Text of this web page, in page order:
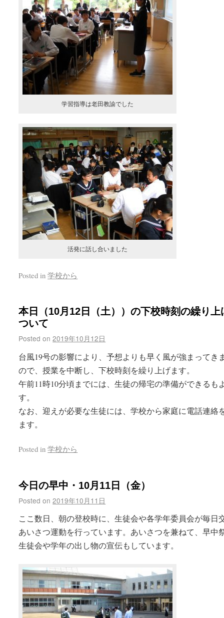
学習指導は老田教諭でした
活発に話し合いました
Posted in 学校から
本日（10月12日（土））の下校時刻の繰り上
ついて
Posted on 2019年10月12日
台風19号の影響により、予想よりも早く風が強まってき
ので、授業を中断し、下校時刻を繰り上げます。
午前11時10分頃までには、生徒の帰宅の準備ができるも
す。
なお、迎えが必要な生徒には、学校から家庭に電話連絡
ます。
Posted in 学校から
今日の早中・10月11日（金）
Posted on 2019年10月11日
ここ数日、朝の登校時に、生徒会や各学年委員会が毎日
あいさつ運動を行っています。あいさつを兼ねて、早中
生徒会や学年の出し物の宣伝もしています。